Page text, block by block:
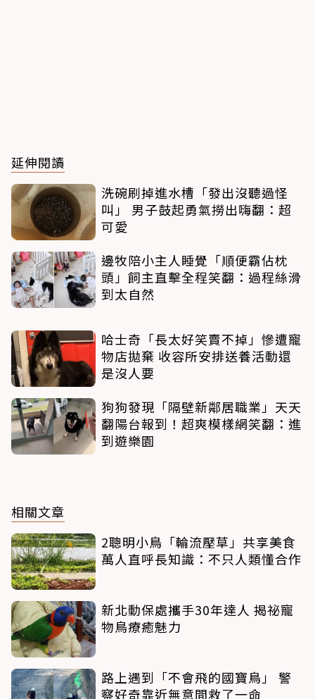
延伸閱讀
洗碗刷掉進水槽「發出沒聽過怪
叫」 男子鼓起勇氣撈出嗨翻：超
可愛
邊牧陪小主人睡覺「順便霸佔枕
頭」飼主直擊全程笑翻：過程絲滑
到太自然
哈士奇「長太好笑賣不掉」慘遭寵
物店拋棄 收容所安排送養活動還
是沒人要
狗狗發現「隔壁新鄰居職業」天天
翻陽台報到！超爽模樣網笑翻：進
到遊樂園
相關文章
2聰明小鳥「輪流壓草」共享美食
萬人直呼長知識：不只人類懂合作
新北動保處攜手30年達人 揭祕寵
物鳥療癒魅力
路上遇到「不會飛的國寶鳥」 警
察好奇靠近無意間救了一命